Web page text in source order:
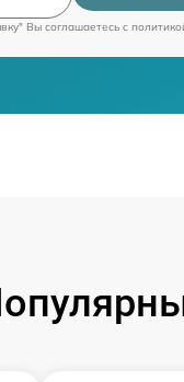
Вы соглашаетесь c